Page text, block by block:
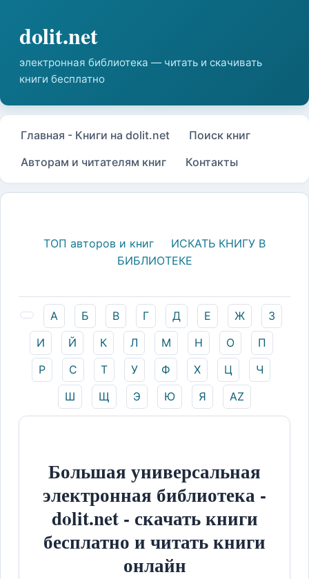
Главная - Книги на dolit.net
Поиск книг
Авторам и читателям книг
Контакты
ТОП авторов и книг
ИСКАТЬ КНИГУ В
БИБЛИОТЕКЕ
А Б В Г Д Е Ж
З
И
Й К Л М Н О
П
Р
С Т У Ф Х Ц
Ч
Ш
Щ Э Ю Я AZ
Большая универсальная
электронная библиотека -
dolit.net - скачать книги
бесплатно и читать книги
онлайн